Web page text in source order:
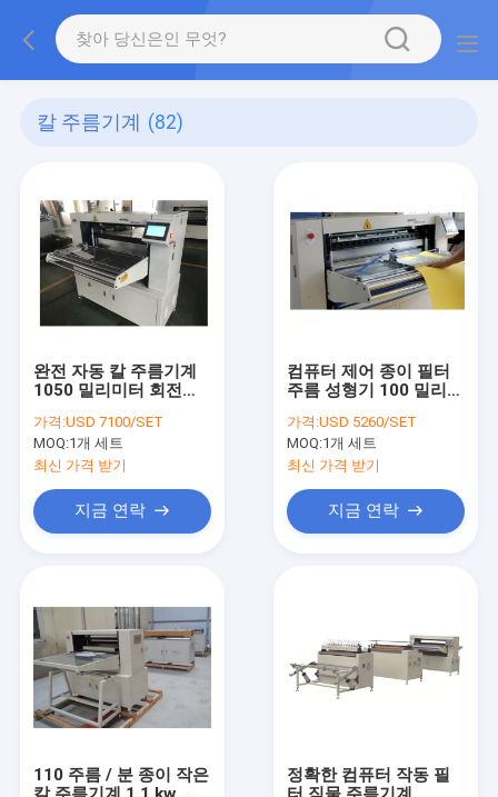
칼 주름기계 (82)
완전 자동 칼 주름기계
1050 밀리미터 회전식
가격:USD 7100/SET
MOQ:1개 세트
최신 가격 받기
지금 연락
컴퓨터 제어 종이 필터
주름 성형기 100 밀리미
가격:USD 5260/SET
MOQ:1개 세트
최신 가격 받기
지금 연락
110 주름 / 분 종이 작은
정확한 컴퓨터 작동 필